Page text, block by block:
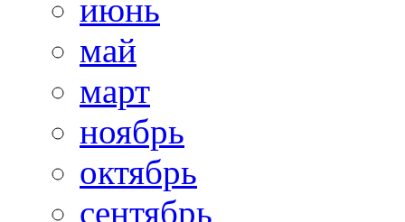
июнь
май
март
ноябрь
октябрь
сентябрь